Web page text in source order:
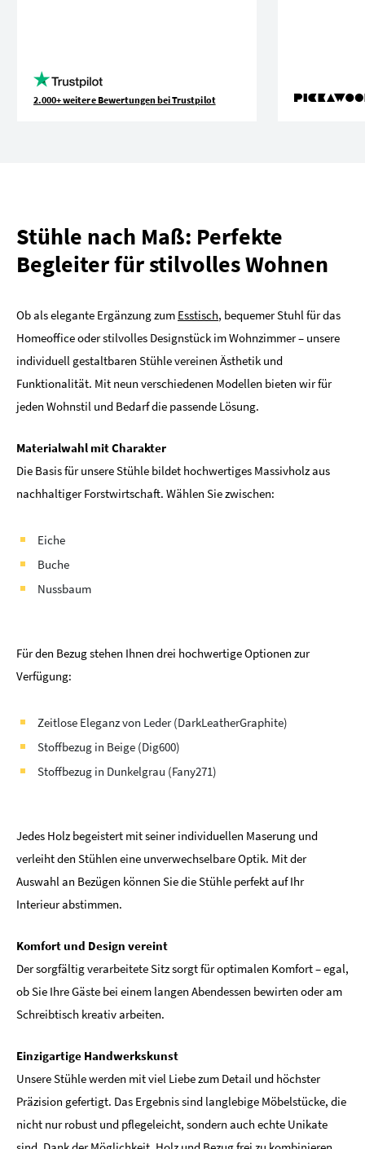
2.000+ weitere Bewertungen bei Trustpilot
Stühle nach Maß: Perfekte
Begleiter für stilvolles Wohnen
Ob als elegante Ergänzung zum Esstisch, bequemer Stuhl für das
Homeoffice oder stilvolles Designstück im Wohnzimmer – unsere
individuell gestaltbaren Stühle vereinen Ästhetik und
Funktionalität. Mit neun verschiedenen Modellen bieten wir für
jeden Wohnstil und Bedarf die passende Lösung.
Materialwahl mit Charakter
Die Basis für unsere Stühle bildet hochwertiges Massivholz aus
nachhaltiger Forstwirtschaft. Wählen Sie zwischen:
Eiche
Buche
Nussbaum
Für den Bezug stehen Ihnen drei hochwertige Optionen zur
Verfügung:
Zeitlose Eleganz von Leder (DarkLeatherGraphite)
Stoffbezug in Beige (Dig600)
Stoffbezug in Dunkelgrau (Fany271)
Jedes Holz begeistert mit seiner individuellen Maserung und
verleiht den Stühlen eine unverwechselbare Optik. Mit der
Auswahl an Bezügen können Sie die Stühle perfekt auf Ihr
Interieur abstimmen.
Komfort und Design vereint
Der sorgfältig verarbeitete Sitz sorgt für optimalen Komfort – egal,
ob Sie Ihre Gäste bei einem langen Abendessen bewirten oder am
Schreibtisch kreativ arbeiten.
Einzigartige Handwerkskunst
Unsere Stühle werden mit viel Liebe zum Detail und höchster
Präzision gefertigt. Das Ergebnis sind langlebige Möbelstücke, die
nicht nur robust und pflegeleicht, sondern auch echte Unikate